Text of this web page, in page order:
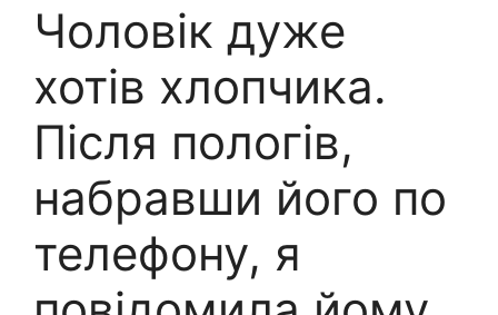
Чоловік дуже
хотів хлопчика.
Після пологів,
набравши його по
телефону, я